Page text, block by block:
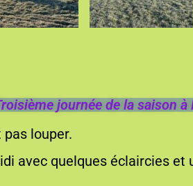
journée de la saison à
pas louper.
avec quelques éclaircies et